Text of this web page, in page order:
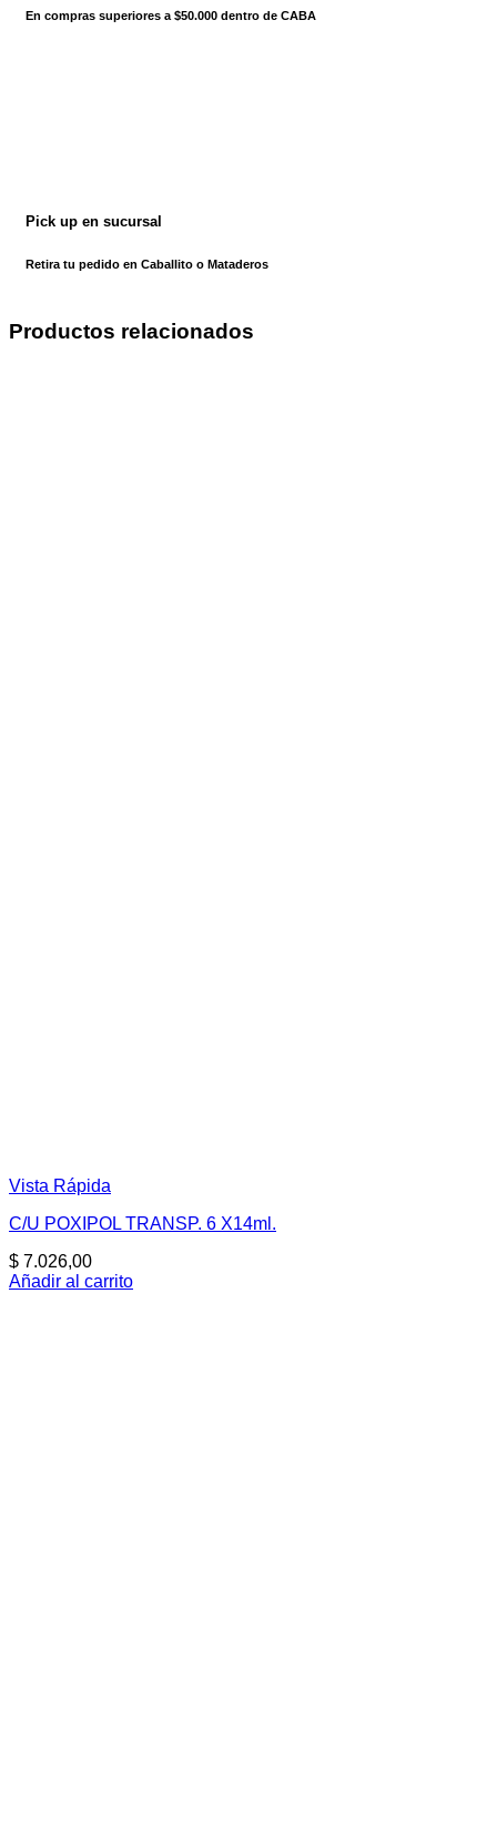
En compras superiores a $50.000 dentro de CABA
Pick up en sucursal
Retira tu pedido en Caballito o Mataderos
Productos relacionados
Vista Rápida
C/U POXIPOL TRANSP. 6 X14ml.
$ 7.026,00
Añadir al carrito